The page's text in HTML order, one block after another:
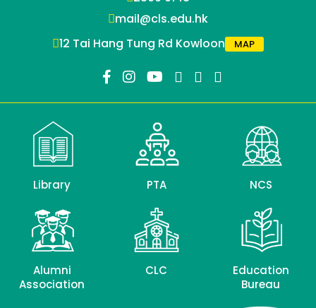
mail@cls.edu.hk
12 Tai Hang Tung Rd Kowloon
MAP
Library PTA NCS
Alumni
Association
CLC
Education
Bureau